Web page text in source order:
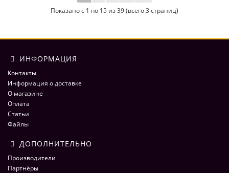
Показано с 1 по 15 из 39 (всего 3 страниц)
ИНФОРМАЦИЯ
Контакты
Информация о доставке
О магазине
Оплата
Статьи
Файлы
ДОПОЛНИТЕЛЬНО
Производители
Партнёры